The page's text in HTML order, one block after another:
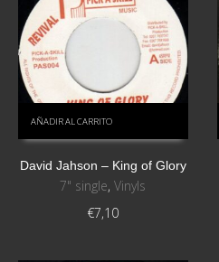
AÑADIR AL CARRITO
David Jahson – King of Glory
7" single,Vinyls
€7,10